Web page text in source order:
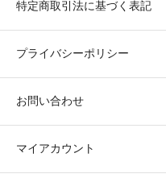
特定商取引法に基づく表記
プライバシーポリシー
お問い合わせ
マイアカウント